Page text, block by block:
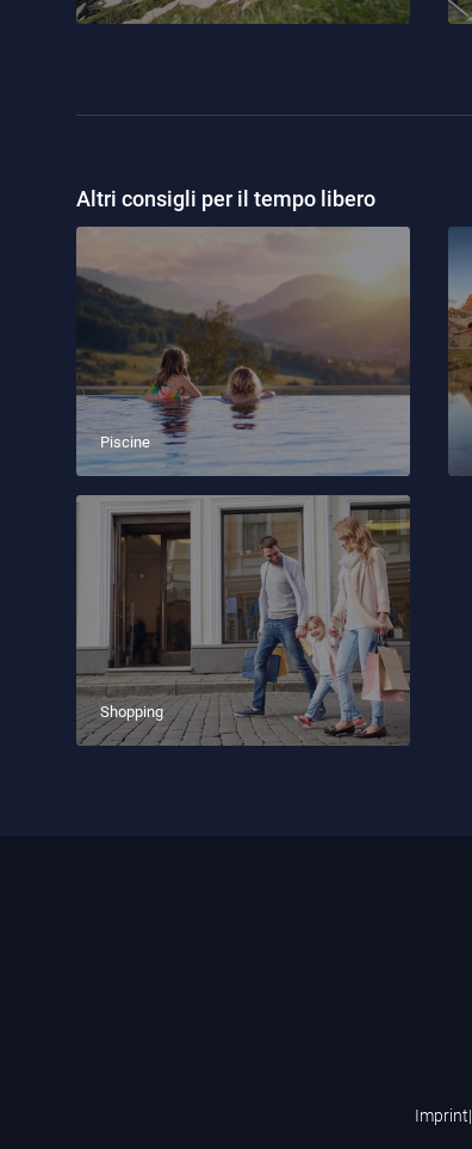
Altri consigli per il tempo libero
Piscine
Shopping
Imprint|